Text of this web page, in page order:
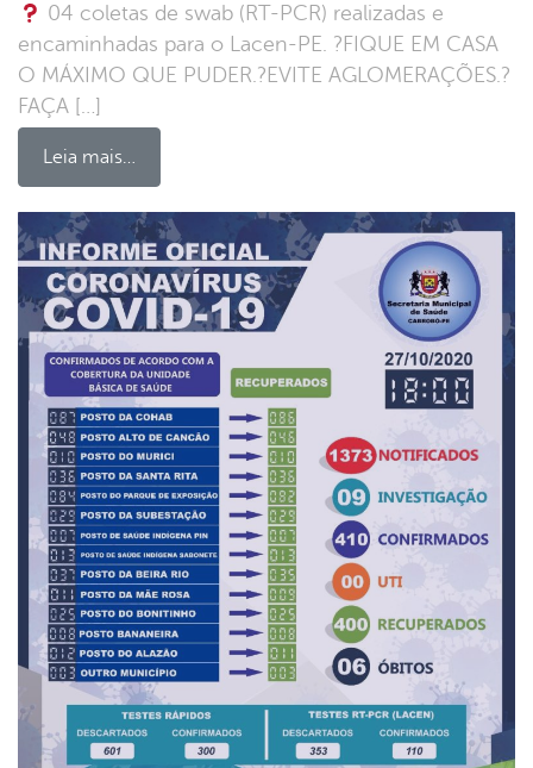
04 coletas de swab (RT-PCR) realizadas e
encaminhadas para o Lacen-PE. ?FIQUE EM CASA
O MÁXIMO QUE PUDER.?EVITE AGLOMERAÇÕES.?
FAÇA […]
Leia mais…